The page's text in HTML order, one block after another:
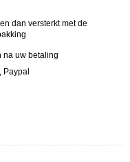
dan versterkt met de
na uw betaling
Paypal